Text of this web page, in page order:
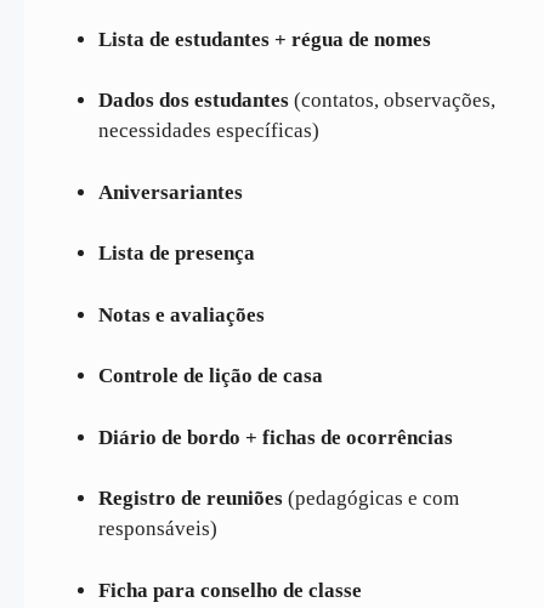
Lista de estudantes + régua de nomes
Dados dos estudantes (contatos, observações,
necessidades específicas)
Aniversariantes
Lista de presença
Notas e avaliações
Controle de lição de casa
Diário de bordo + fichas de ocorrências
Registro de reuniões (pedagógicas e com
responsáveis)
Ficha para conselho de classe